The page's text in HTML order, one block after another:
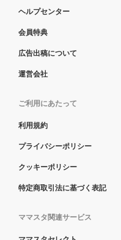
ヘルプセンター
会員特典
広告出稿について
運営会社
ご利用にあたって
利用規約
プライバシーポリシー
クッキーポリシー
特定商取引法に基づく表記
ママスタ関連サービス